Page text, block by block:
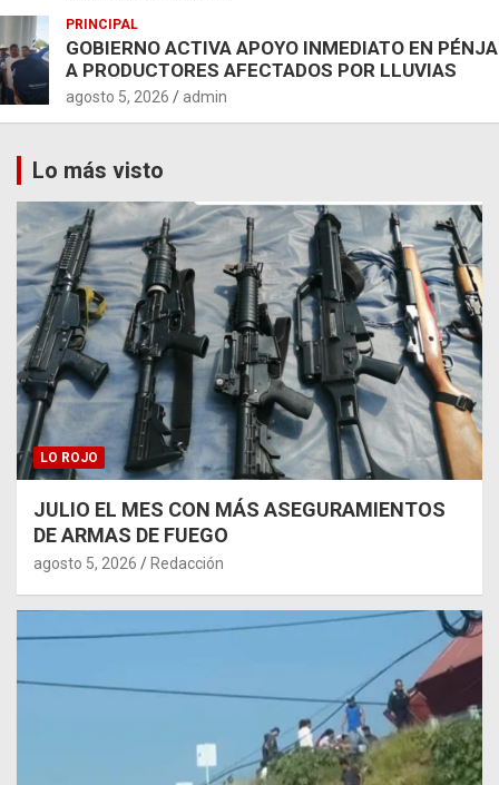
PRINCIPAL
GOBIERNO ACTIVA APOYO INMEDIATO EN
A PRODUCTORES AFECTADOS POR LLUVIAS
agosto 5, 2026 admin
Lo más visto
LO ROJO
JULIO EL MES CON MÁS ASEGURAMIENTOS
DE ARMAS DE FUEGO
agosto 5, 2026 Redacción